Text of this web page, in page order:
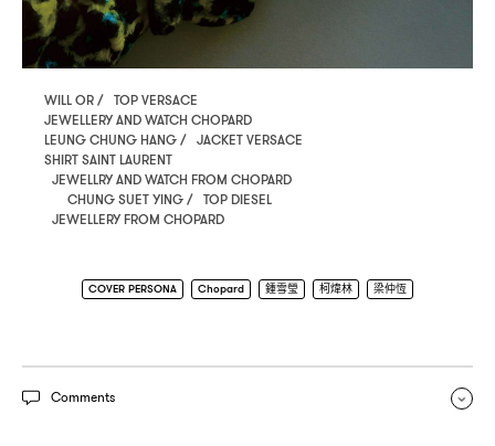
WILL OR / TOP VERSACE
JEWELLERY AND WATCH CHOPARD
LEUNG CHUNG HANG / JACKET VERSACE
SHIRT SAINT LAURENT
JEWELLRY AND WATCH FROM CHOPARD
CHUNG SUET YING / TOP DIESEL
JEWELLERY FROM CHOPARD
COVER PERSONA Chopard 鍾雪瑩 柯煒林 梁仲恆
Comments